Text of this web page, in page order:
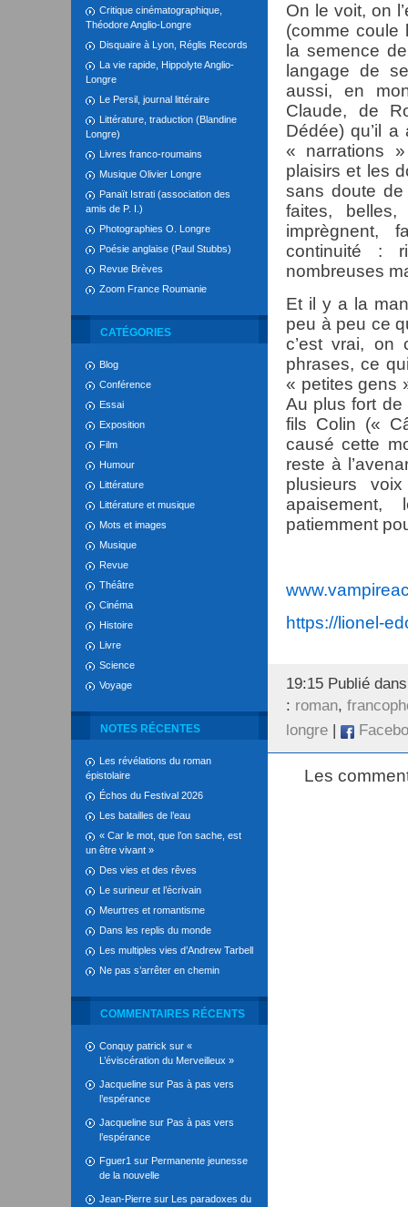
Critique cinématographique,
Théodore Anglio-Longre
Disquaire à Lyon, Réglis Records
La vie rapide, Hippolyte Anglio-
Longre
Le Persil, journal littéraire
Littérature, traduction (Blandine
Longre)
Livres franco-roumains
Musique Olivier Longre
Panaït Istrati (association des
amis de P. I.)
Photographies O. Longre
Poésie anglaise (Paul Stubbs)
Revue Brèves
Zoom France Roumanie
CATÉGORIES
Blog
Conférence
Essai
Exposition
Film
Humour
Littérature
Littérature et musique
Mots et images
Musique
Revue
Théâtre
Cinéma
Histoire
Livre
Science
Voyage
NOTES RÉCENTES
Les révélations du roman
épistolaire
Échos du Festival 2026
Les batailles de l’eau
« Car le mot, que l’on sache, est
un être vivant »
Des vies et des rêves
Le surineur et l’écrivain
Meurtres et romantisme
Dans les replis du monde
Les multiples vies d’Andrew Tarbell
Ne pas s’arrêter en chemin
COMMENTAIRES RÉCENTS
Conquy patrick sur «
L’éviscération du Merveilleux »
Jacqueline sur Pas à pas vers
l’espérance
Jacqueline sur Pas à pas vers
l’espérance
Fguer1 sur Permanente jeunesse
de la nouvelle
Jean-Pierre sur Les paradoxes du
On le voit, on
(comme
la semence
langage de
aussi, en
Claude, de
Dédée) qu’il
« narrations
plaisirs et les
sans doute
faites,
imprègnent,
continuité :
nombreuses
Et il y a la
peu à peu ce
c’est vrai,
phrases, ce
« petites gens
Au plus fort de
fils Colin («
causé cette
reste à
plusieurs
patiemment
https://lionel-
19:15 Publié
: roman,
longre |
Les